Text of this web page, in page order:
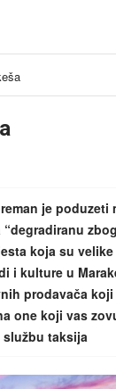
je poduzeti
koja su
i kulture u
prodavača
one koji vas
službu taksija